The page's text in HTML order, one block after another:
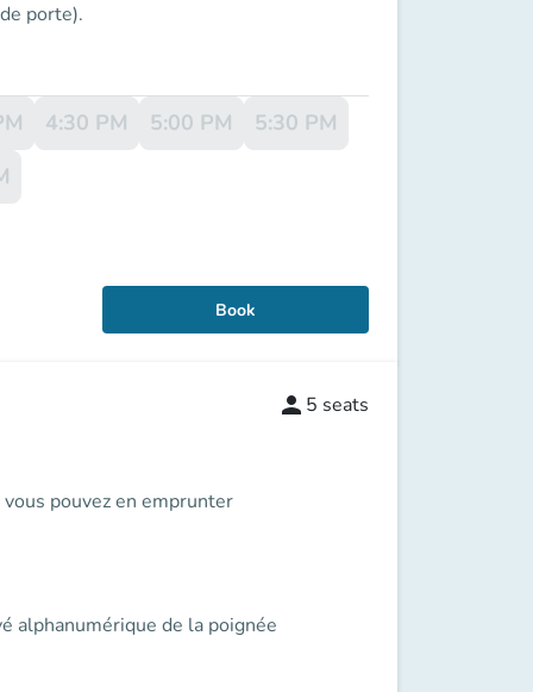
porte).
4:30 PM 5:00 PM
5:30 PM
Book
pouvez en emprunter
alphanumérique de la poignée
person 5 seats